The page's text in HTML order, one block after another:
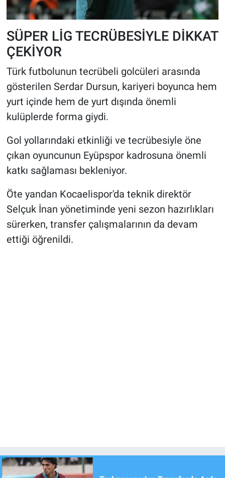
SÜPER LİG TECRÜBESİYLE DİKKAT
ÇEKİYOR
Türk futbolunun tecrübeli golcüleri arasında
gösterilen Serdar Dursun, kariyeri boyunca hem
yurt içinde hem de yurt dışında önemli
kulüplerde forma giydi.
Gol yollarındaki etkinliği ve tecrübesiyle öne
çıkan oyuncunun Eyüpspor kadrosuna önemli
katkı sağlaması bekleniyor.
Öte yandan Kocaelispor'da teknik direktör
Selçuk İnan yönetiminde yeni sezon hazırlıkları
sürerken, transfer çalışmalarının da devam
ettiği öğrenildi.